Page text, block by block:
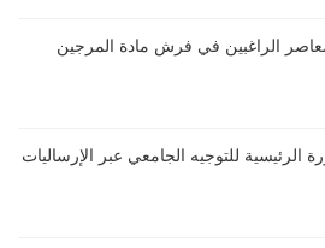
الراغبين في فرش مادة المرجين
الرئيسية للتوجيه الجامعي عبر الإرساليات